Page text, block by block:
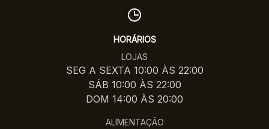
HORÁRIOS
LOJAS
SEG A SEXTA 10:00 ÀS 22:00
SÁB 10:00 ÀS 22:00
DOM 14:00 ÀS 20:00
ALIMENTAÇÃO